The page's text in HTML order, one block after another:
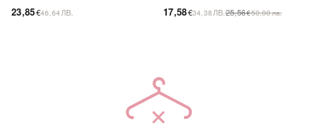
23,85€46,64 ЛВ. 17,58€34,38 ЛВ.25,56€50,00лв.